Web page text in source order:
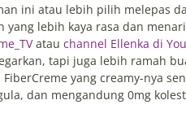
ini atau lebih pilih melepas
yang lebih kaya rasa dan
atauchannel Ellenka di
tapi juga lebih ramah
yang creamy-nya
dan mengandung 0mg